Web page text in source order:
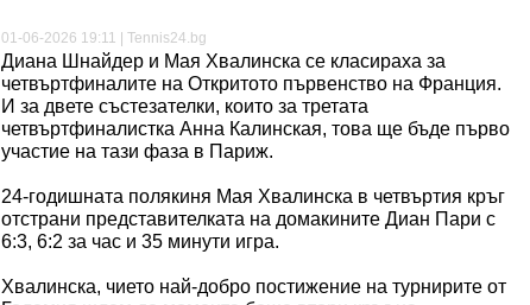
01-06-2026 19:11 | Tennis24.bg
Диана Шнайдер и Мая Хвалинска се класираха за
четвъртфиналите на Откритото първенство на Франция.
И за двете състезателки, които за третата
четвъртфиналистка Анна Калинская, това ще бъде първо
участие на тази фаза в Париж.
24-годишната полякиня Мая Хвалинска в четвъртия кръг
отстрани представителката на домакините Диан Пари с
6:3, 6:2 за час и 35 минути игра.
Хвалинска, чието най-добро постижение на турнирите от